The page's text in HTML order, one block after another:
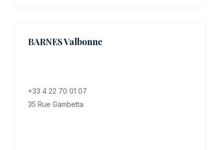
BARNES Valbonne
+33 4 22 70 01 07
35 Rue Gambetta